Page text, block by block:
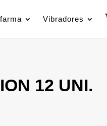
Vibradores
12 UNI.